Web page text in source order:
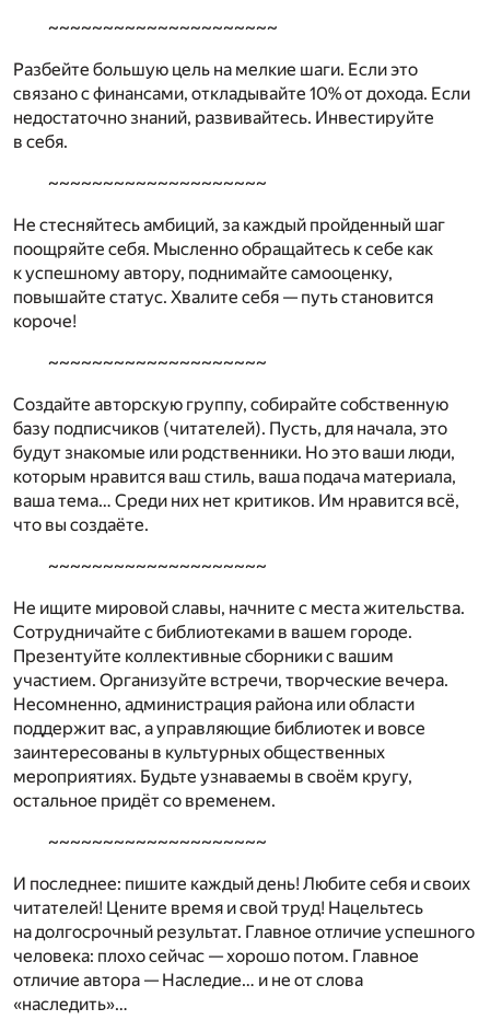
~~~~~~~~~~~~~~~~~~~~~
Разбейте большую цель на мелкие шаги. Если это
связано с финансами, откладывайте 10% от дохода. Если
недостаточно знаний, развивайтесь. Инвестируйте
в себя.
~~~~~~~~~~~~~~~~~~~~
Не стесняйтесь амбиций, за каждый пройденный шаг
поощряйте себя. Мысленно обращайтесь к себе как
к успешному автору, поднимайте самооценку,
повышайте статус. Хвалите себя — путь становится
короче!
~~~~~~~~~~~~~~~~~~~~
Создайте авторскую группу, собирайте собственную
базу подписчиков (читателей). Пусть, для начала, это
будут знакомые или родственники. Но это ваши люди,
которым нравится ваш стиль, ваша подача материала,
ваша тема… Среди них нет критиков. Им нравится всё,
что вы создаёте.
~~~~~~~~~~~~~~~~~~~~
Не ищите мировой славы, начните с места жительства.
Сотрудничайте с библиотеками в вашем городе.
Презентуйте коллективные сборники с вашим
участием. Организуйте встречи, творческие вечера.
Несомненно, администрация района или области
поддержит вас, а управляющие библиотек и вовсе
заинтересованы в культурных общественных
мероприятиях. Будьте узнаваемы в своём кругу,
остальное придёт со временем.
~~~~~~~~~~~~~~~~~~~~
И последнее: пишите каждый день! Любите себя и своих
читателей! Цените время и свой труд! Нацельтесь
на долгосрочный результат. Главное отличие успешного
человека: плохо сейчас — хорошо потом. Главное
отличие автора — Наследие… и не от слова
«наследить»…